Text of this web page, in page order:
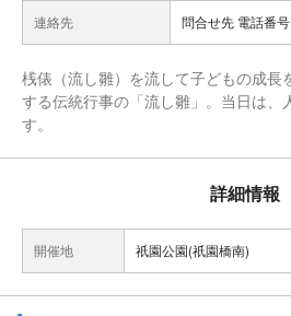
連絡先 問合せ先 電話番
桟俵（流し雛）を流して子どもの成長
する伝統行事の「流し雛」。当日は、
す。
詳細情報
開催地 祇園公園(祇園橋南)